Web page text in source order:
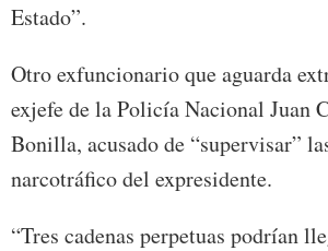
Estado”.
Otro exfuncionario que aguarda
exjefe de la Policía Nacional Juan
Bonilla, acusado de “supervisar”
narcotráfico del expresidente.
“Tres cadenas perpetuas podrían